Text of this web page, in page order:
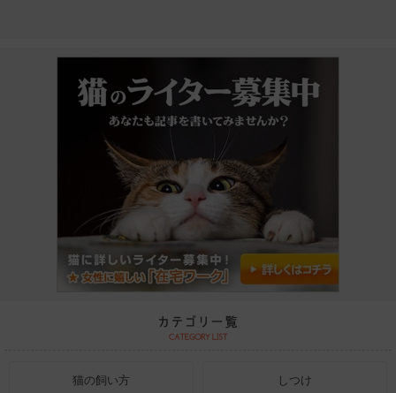
猫の飼い方 しつけ